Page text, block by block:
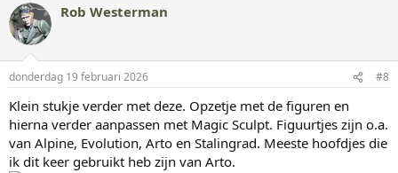
r
d
e
n
e
n
:
Rob Westerman
donderdag 19 februari 2026 #8
Klein stukje verder met deze. Opzetje met de figuren en
hierna verder aanpassen met Magic Sculpt. Figuurtjes zijn o.a.
van Alpine, Evolution, Arto en Stalingrad. Meeste hoofdjes die
ik dit keer gebruikt heb zijn van Arto.